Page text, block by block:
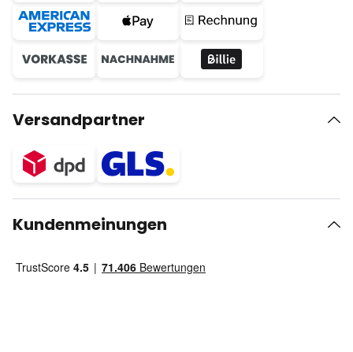
Versandpartner
Kundenmeinungen